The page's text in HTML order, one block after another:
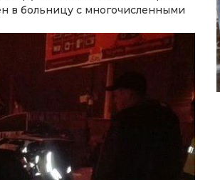
в больницу с многочисленными